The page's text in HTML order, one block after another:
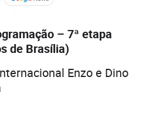
– 7ª etapa
de Brasília)
Enzo e Dino